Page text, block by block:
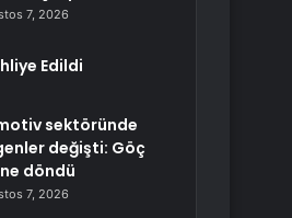
7, 2026
Edildi
sektöründe
değişti: Göç
döndü
7, 2026